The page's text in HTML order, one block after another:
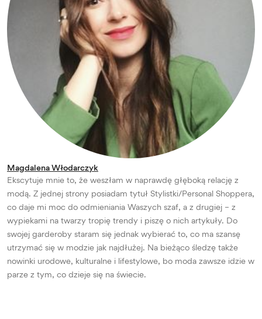
Magdalena Włodarczyk
Ekscytuje mnie to, że weszłam w naprawdę głęboką relację z
modą. Z jednej strony posiadam tytuł Stylistki/Personal Shoppera,
co daje mi moc do odmieniania Waszych szaf, a z drugiej – z
wypiekami na twarzy tropię trendy i piszę o nich artykuły. Do
swojej garderoby staram się jednak wybierać to, co ma szansę
utrzymać się w modzie jak najdłużej. Na bieżąco śledzę także
nowinki urodowe, kulturalne i lifestylowe, bo moda zawsze idzie w
parze z tym, co dzieje się na świecie.